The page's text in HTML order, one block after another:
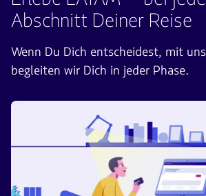
Abschnitt Deiner Reise
Wenn Du Dich entscheidest, mit
begleiten wir Dich in jeder Phase.